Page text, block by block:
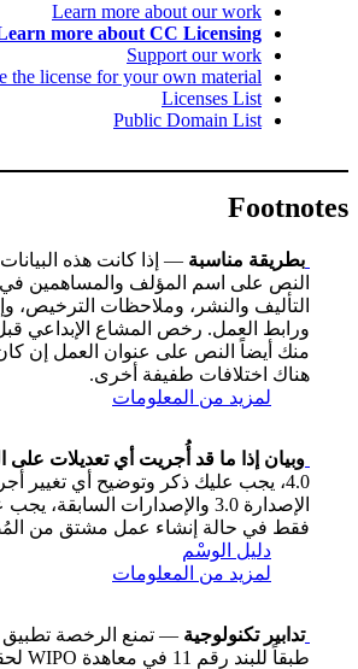
Learn more about our work
more about CC Licensing
Support our work
the license for your own material.
Licenses List
Public Domain List
Footnotes
بطريقة مناسبة — إذا كانت هذه
النص على اسم المؤلف والمساهمين
التأليف والنشر، وملاحظات الترخيص،
منك أيضاً النص على عنوان العمل إن
هناك اختلافات طفيفة أخرى.
لمزيد من المعلومات
وبيان إذا ما قد أُجريت أي تعديلات على
4.0، يجب عليك ذكر وتوضيح أي تغيير
الإصدارة 3.0 والإصدارات
فقط في حالة إنشاء عمل مشتق من
دليل الوسْم
لمزيد من المعلومات
تدابير تكنولوجية — تمنع الرخصة تطبيق
طبقاً للبند رقم 11 في معاهدة WIPO لحقوق الملكية الفكرية.